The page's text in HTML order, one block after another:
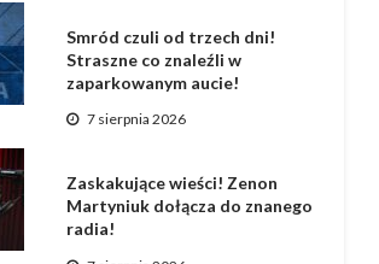
Smród czuli od trzech dni!
Straszne co znaleźli w
zaparkowanym aucie!
7 sierpnia 2026
Zaskakujące wieści! Zenon
Martyniuk dołącza do znanego
radia!